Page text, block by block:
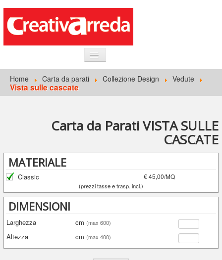
HOME
INFORMAZIONI GENERALI
Home Carta da parati Collezione Design Vedute
Vista sulle cascate
Carta da Parati VISTA SULLE
CASCATE
MATERIALE
Classic € 45,00/MQ
(prezzi tasse e trasp. incl.)
DIMENSIONI
Larghezza cm (max 600)
Altezza cm (max 400)